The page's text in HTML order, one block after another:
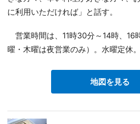
に利用いただければ」と話す。
営業時間は、11時30分～14時、16
曜・木曜は夜営業のみ）。水曜定休
地図を見る